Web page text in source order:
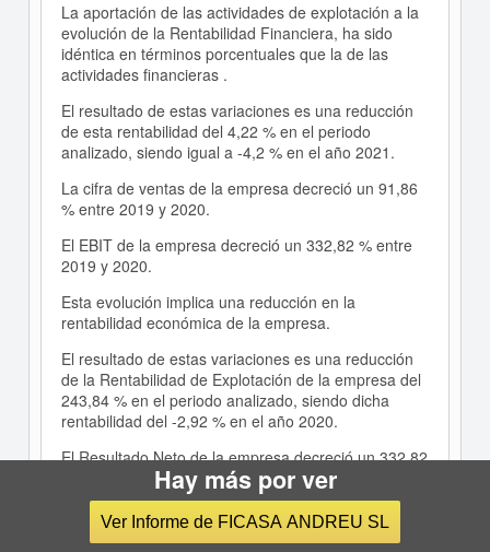
La aportación de las actividades de explotación a la
evolución de la Rentabilidad Financiera, ha sido
idéntica en términos porcentuales que la de las
actividades financieras .
El resultado de estas variaciones es una reducción
de esta rentabilidad del 4,22 % en el periodo
analizado, siendo igual a -4,2 % en el año 2021.
La cifra de ventas de la empresa decreció un 91,86
% entre 2019 y 2020.
El EBIT de la empresa decreció un 332,82 % entre
2019 y 2020.
Esta evolución implica una reducción en la
rentabilidad económica de la empresa.
El resultado de estas variaciones es una reducción
de la Rentabilidad de Explotación de la empresa del
243,84 % en el periodo analizado, siendo dicha
rentabilidad del -2,92 % en el año 2020.
El Resultado Neto de la empresa decreció un 332,82
% entre 2019 y 2020.
La aportación de las actividades de explotación a la
evolución de la Rentabilidad Financiera, ha sido
Hay más por ver
Ver Informe de FICASA ANDREU SL